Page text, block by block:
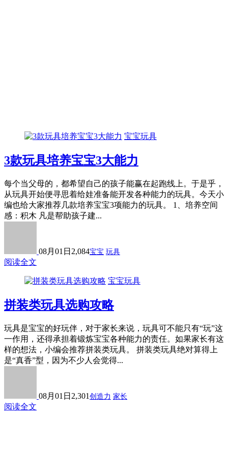
宝宝玩具
3款玩具培养宝宝3大能力
每个当父母的，都希望自己的孩子能赢在起跑线上。于是乎，
从玩具开始便寻思着给娃准备能开发各种能力的玩具。今天小
编也给大家推荐几款培养宝宝3项能力的玩具。 1、培养空间
感：积木 凡是帮助孩子建...
08月01日 2,084宝宝 玩具
阅读全文
宝宝玩具
拼装类玩具选购攻略
玩具是宝宝的好玩伴，对于家长来说，玩具可不能只有“玩”这
一作用，还得承担着锻炼宝宝各种能力的责任。如果家长有这
样的想法，小编会推荐拼装类玩具。 拼装类玩具绝对算得上
是“真香”型，因为不少人会觉得...
08月01日 2,301 创造力 家长
阅读全文